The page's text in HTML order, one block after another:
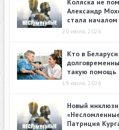
Александр
стала началом
20 июля, 2026
Кто в
такую помощь
19 июля, 2026
Новый
Патриция